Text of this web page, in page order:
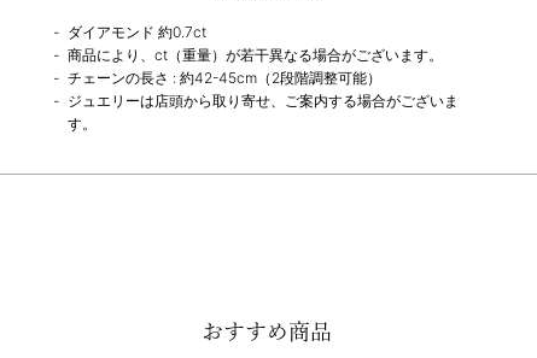
ダイアモンド 約0.7ct
商品により、ct（重量）が若干異なる場合がございます。
チェーンの長さ : 約42-45cm（2段階調整可能）
ジュエリーは店頭から取り寄せ、ご案内する場合がございま
す。
おすすめ商品